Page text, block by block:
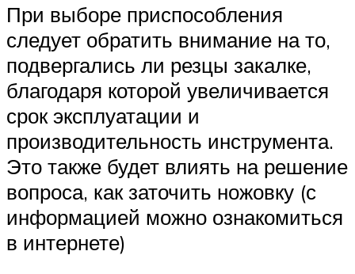
При выборе приспособления
следует обратить внимание на то,
подвергались ли резцы закалке,
благодаря которой увеличивается
срок эксплуатации и
производительность инструмента.
Это также будет влиять на решение
вопроса, как заточить ножовку (с
информацией можно ознакомиться
в интернете)